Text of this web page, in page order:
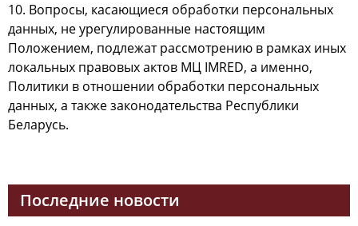
10. Вопросы, касающиеся обработки персональных
данных, не урегулированные настоящим
Положением, подлежат рассмотрению в рамках иных
локальных правовых актов МЦ IMRED, а именно,
Политики в отношении обработки персональных
данных, а также законодательства Республики
Беларусь.
Последние новости